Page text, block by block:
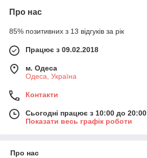
Про нас
85% позитивних з 13 відгуків за рік
Працює з 09.02.2018
м. Одеса
Одеса, Україна
Контакти
Сьогодні працює з 10:00 до 20:00
Показати весь графік роботи
Про нас